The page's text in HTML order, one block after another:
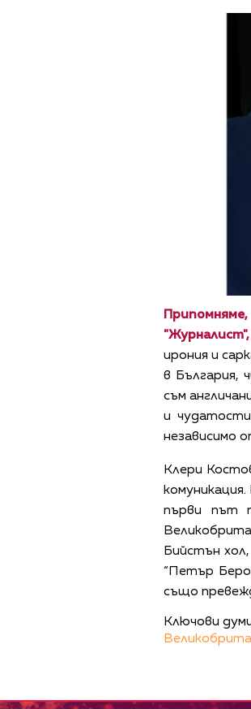
"Журналист",
ирония и
в България,
съм
и
независимо
Клери
първи път
Бийстън
“Петър
също
Ключови